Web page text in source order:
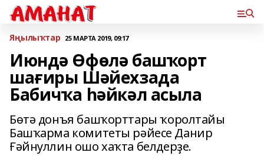
Яңылыҡтар 25 МАРТА 2019, 09:17
Июндә Өфөлә башҡорт
шағиры Шәйехзада
Бабичҡа һәйкәл асыла
Бөтә донъя башҡорттары ҡоролтайы
Башҡарма комитеты рәйесе Данир
Ғәйнуллин ошо хаҡта белдерҙе.